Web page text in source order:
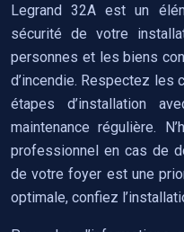
Legrand 32A est un
sécurité de votre
personnes et les biens
d’incendie. Respectez
étapes d’installation
maintenance régulière.
professionnel en cas de
de votre foyer est une
optimale, confiez